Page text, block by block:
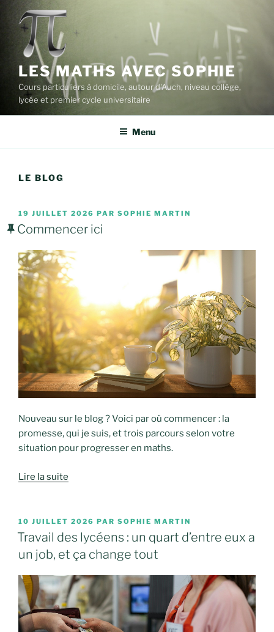
contenu
principal
LES MATHS AVEC SOPHIE
Cours particuliers à domicile, autour d'Auch, niveau collège,
lycée et premier cycle universitaire
Menu
LE BLOG
PUBLIÉ
LE
19 JUILLET 2026 PAR SOPHIE MARTIN
Commencer ici
Nouveau sur le blog ? Voici par où commencer : la
promesse, qui je suis, et trois parcours selon votre
situation pour progresser en maths.
Lire la suite
PUBLIÉ
LE
10 JUILLET 2026 PAR SOPHIE MARTIN
Travail des lycéens : un quart d’entre eux a
un job, et ça change tout